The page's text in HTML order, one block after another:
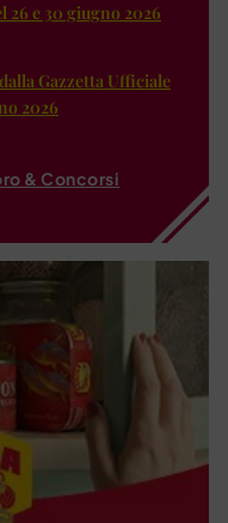
26 e 30 giugno 2026
Gazzetta Ufficiale
2026
& Concorsi